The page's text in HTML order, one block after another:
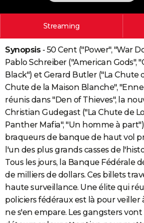
PHOTO
BONS PLANS
CARTE DE VOEUX
Carte de Noël
Carte Bonne année
Carte Saint-Valentin
Carte Pâques
Carte d'anniversaire
Dictionnaire
Biographies
Citations
Expressions
Proverbes
PROGRAMME TV
COPAINS D'AVANT
S'inscrire
Se connecter
Lycées
Collèges
Primaires
Universités
Entreprises
Service militaire
Avis de recherche
AVIS DE DÉCÈS
FORUM
Bricolage
Lifestyle
Culture
Sport
Auto
Television
Voyage
Cinema
Streaming
Synopsis- 50 Cent ("Power", "War
Pablo Schreiber ("American Gods",
Black") et Gerard Butler ("La Chute
Chute de la Maison Blanche",
réunis dans "Den of Thieves", la
Christian Gudegast ("La Chute de
Panther Mafia", "Un homme à
braqueurs de banque de haut vol
l'un des plus grands casses de
Tous les jours, la Banque Fédérale
de milliers de dollars. Ces billets
haute surveillance. Une élite qui
policiers fédéraux est là pour veiller
ne s'en empare. Les gangsters